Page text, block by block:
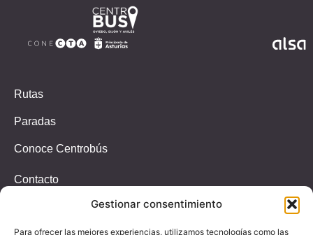
Gestionar consentimiento
Para ofrecer las mejores experiencias, utilizamos tecnologías como las
Rutas
Paradas
Conoce Centrobús
Contacto